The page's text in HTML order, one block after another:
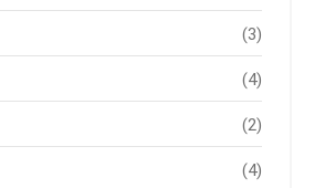
(3)
(4)
(2)
(4)